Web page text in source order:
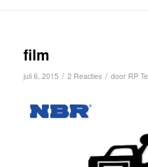
film
juli 6, 2015 / 2 Reacties / door RP